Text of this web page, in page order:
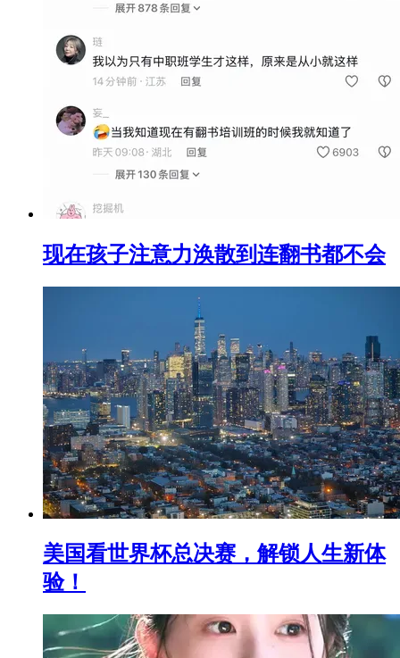
现在孩子注意力涣散到连翻书都不会
美国看世界杯总决赛，解锁人生新体
验！